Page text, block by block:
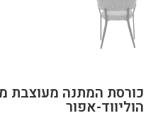
כורסת המתנה מעוצבת
הוליווד-אפור